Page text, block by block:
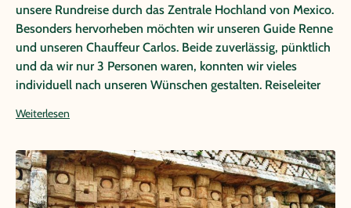
unsere Rundreise durch das Zentrale Hochland von Mexico.
Besonders hervorheben möchten wir unseren Guide Renne
und unseren Chauffeur Carlos. Beide zuverlässig, pünktlich
und da wir nur 3 Personen waren, konnten wir vieles
individuell nach unseren Wünschen gestalten. Reiseleiter
Weiterlesen